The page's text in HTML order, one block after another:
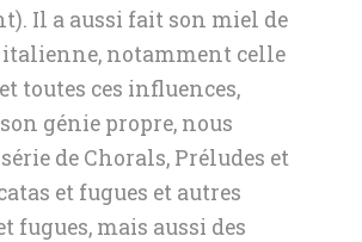
Il a aussi fait son miel de
notamment celle
toutes ces influences,
génie propre, nous
de Chorals, Préludes et
et fugues et autres
fugues, mais aussi des